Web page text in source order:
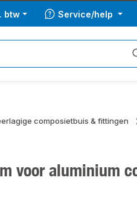
btw Service/help
composietbuis & fittingen
voor aluminium